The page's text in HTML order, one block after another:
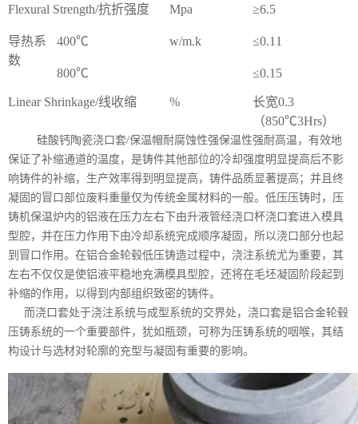
Flexural Strength/抗折强度 Mpa ≥6.5
导热系
数
400℃ w/m.k ≤0.11
800℃ ≤0.15
Linear Shrinkage/线收缩 %
长宽0.3
（850℃3Hrs）
硅酸钙陶瓷浇口套/保温帽耐腐蚀性强保温性强耐高温，有效地
保证了补缩通道的温度，是铸件其他部位的冷却强度明显提高后不影
响铸件的补缩，生产效率得到明显提高，铸件品质显著提高；并且终
凝固的冒口部位废料重量仅为传统金属材料的一般。低压压铸时，压
铸机保温炉内的铝液在压力左右下由升液管经浇口杯浇口套进入模具
型腔，并在压力作用下由冷却系统完成顺序凝固，所以浇口部分也起
到冒口作用。在铝合金轮毂低压铸造过程中，浇注系统尤为重要，其
左右不仅仅是使铝液平稳地充满模具型腔，还将在毛坯凝固阶段起到
补缩的作用，以得到内部组织致密的铸件。
而浇口套处于浇注系统与成型系统的交界处，浇口套是铝合金轮毂
压铸系统的一个重要部件，犹如瓶颈，可称为压铸系统的咽喉，其结
构设计与选材对轮廓的充型与凝固有重要的影响。